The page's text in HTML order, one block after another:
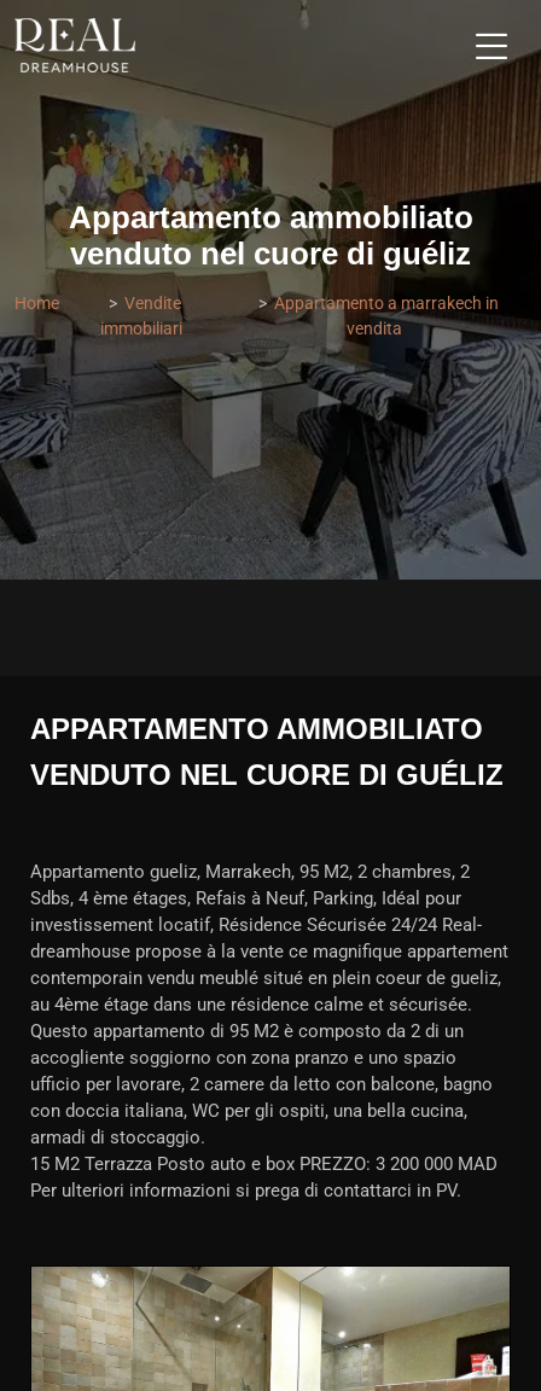
Appartamento ammobiliato
venduto nel cuore di guéliz
Home
Vendite
immobiliari
Appartamento a marrakech in
vendita
APPARTAMENTO AMMOBILIATO
VENDUTO NEL CUORE DI GUÉLIZ
Appartamento gueliz, Marrakech, 95 M2, 2 chambres, 2
Sdbs, 4 ème étages, Refais à Neuf, Parking, Idéal pour
investissement locatif, Résidence Sécurisée 24/24 Real-
dreamhouse propose à la vente ce magnifique appartement
contemporain vendu meublé situé en plein coeur de gueliz,
au 4ème étage dans une résidence calme et sécurisée.
Questo appartamento di 95 M2 è composto da 2 di un
accogliente soggiorno con zona pranzo e uno spazio
ufficio per lavorare, 2 camere da letto con balcone, bagno
con doccia italiana, WC per gli ospiti, una bella cucina,
armadi di stoccaggio.
15 M2 Terrazza Posto auto e box PREZZO: 3 200 000 MAD
Per ulteriori informazioni si prega di contattarci in PV.